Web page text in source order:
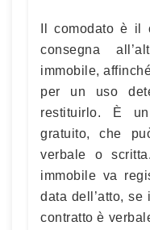
Il comodato è il
consegna
immobile,
per un uso
restituirlo. È un
gratuito, che
verbale o
immobile va
data dell’atto, se
contratto è